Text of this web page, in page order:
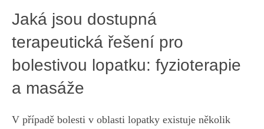
Jaká jsou dostupná
terapeutická řešení pro
bolestivou lopatku: fyzioterapie
a masáže
V případě bolesti v oblasti lopatky existuje několik